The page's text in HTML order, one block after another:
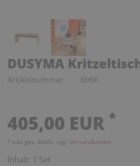
DUSYMA
Artikelnummer 6966
405,00 EUR *
* inkl. ges. MwSt. zzgl. Versandkosten
Inhalt: 1 Set